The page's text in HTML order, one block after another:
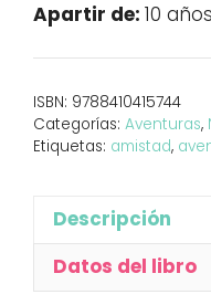
Apartir de: 10
ISBN: 9788410415744
Categorías: Aventuras,
Etiquetas: amistad,
Descripción
Datos del libro